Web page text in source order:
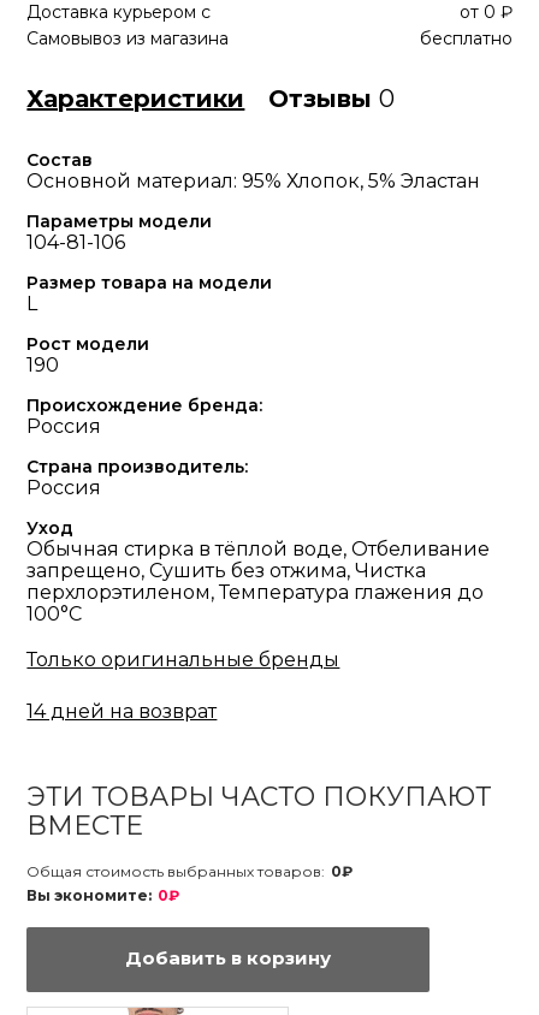
Доставка курьером с от 0 ₽
Самовывоз из магазина
бесплатно
Характеристики Отзывы0
Состав
Основной материал: 95% Хлопок, 5% Эластан
Параметры модели
104-81-106
Размер товара на модели
L
Рост модели
190
Происхождение бренда:
Россия
Страна производитель:
Россия
Уход
Обычная стирка в тёплой воде, Отбеливание
запрещено, Сушить без отжима, Чистка
перхлорэтиленом, Температура глажения до
100°С
Только оригинальные бренды
14 дней на возврат
ЭТИ ТОВАРЫ ЧАСТО ПОКУПАЮТ
ВМЕСТЕ
Общая стоимость выбранных товаров: 0₽
Вы экономите: 0₽
Добавить в корзину